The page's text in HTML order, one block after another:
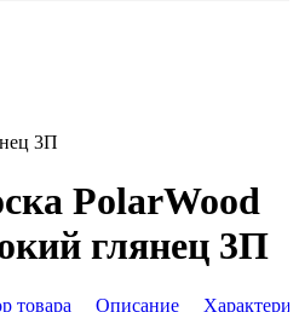
3П
PolarWood
глянец 3П
товара Описание